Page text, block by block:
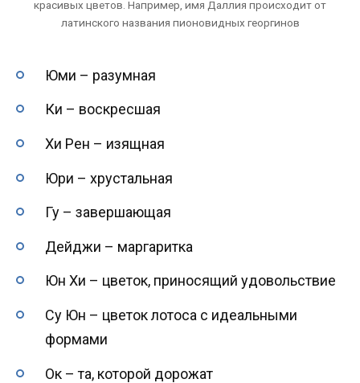
красивых цветов. Например, имя Даллия происходит от
латинского названия пионовидных георгинов
Юми – разумная
Ки – воскресшая
Хи Рен – изящная
Юри – хрустальная
Гу – завершающая
Дейджи – маргаритка
Юн Хи – цветок, приносящий удовольствие
Су Юн – цветок лотоса с идеальными
формами
Ок – та, которой дорожат